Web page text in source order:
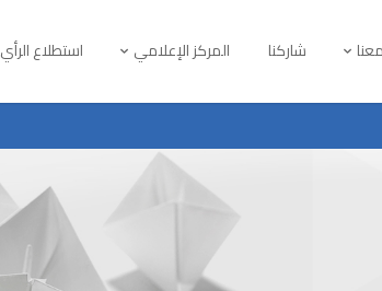
شاركنا المركز الإعلامي استطلاع الرأي